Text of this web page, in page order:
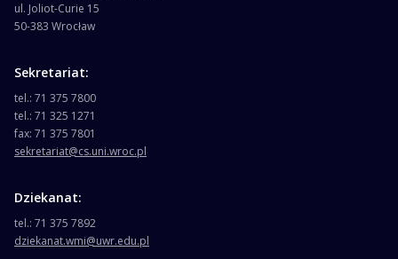
ul. Joliot-Curie 15
50-383 Wrocław
Sekretariat:
tel.: 71 375 7800
tel.: 71 325 1271
fax: 71 375 7801
sekretariat@cs.uni.wroc.pl
Dziekanat:
tel.: 71 375 7892
dziekanat.wmi@uwr.edu.pl